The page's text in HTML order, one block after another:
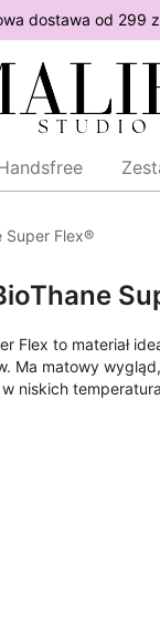
dostawa od 299
Studio
Super Flex®
Flex to materiał
Ma matowy
niskich